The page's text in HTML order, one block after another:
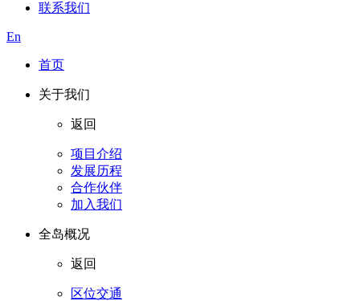
联系我们
En
首页
关于我们
返回
项目介绍
发展历程
合作伙伴
加入我们
全岛概况
返回
区位交通